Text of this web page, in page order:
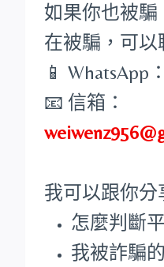
如果你也被騙
在被騙，可以
📱 WhatsApp：
📧 信箱：
我可以跟你分
怎麼判斷
我被詐騙